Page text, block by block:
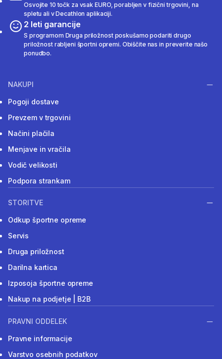
Osvojite 10 točk za vsak EURO, porabljen v fizični trgovini, na
spletu ali v Decathlon aplikaciji.
2 leti garancije
S programom Druga priložnost poskušamo podariti drugo
priložnost rabljeni športni opremi. Obiščite nas in preverite našo
ponudbo.
NAKUPI
Pogoji dostave
Prevzem v trgovini
Načini plačila
Menjave in vračila
Vodič velikosti
Podpora strankam
STORITVE
Odkup športne opreme
Servis
Druga priložnost
Darilna kartica
Izposoja športne opreme
Nakup na podjetje | B2B
PRAVNI ODDELEK
Pravne informacije
Varstvo osebnih podatkov